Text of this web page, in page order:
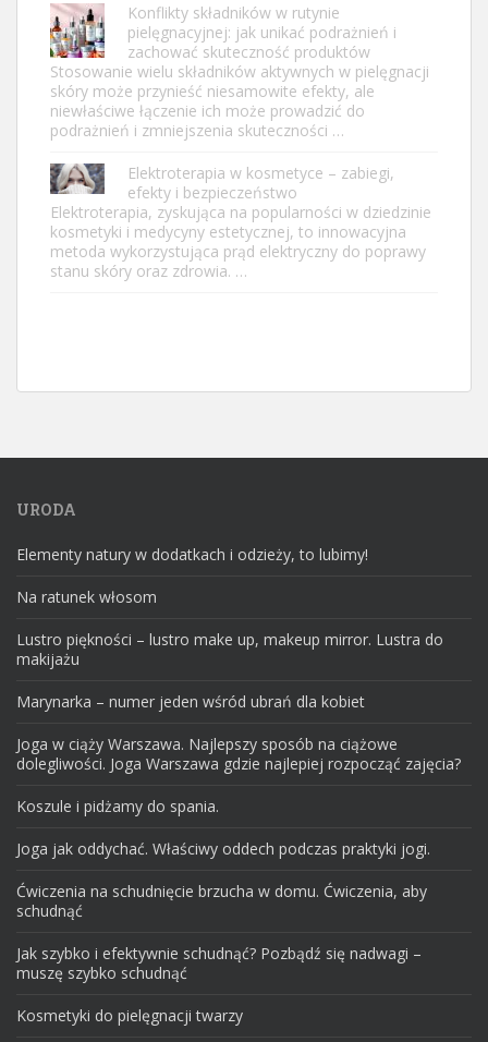
Konflikty składników w rutynie
pielęgnacyjnej: jak unikać podrażnień i
zachować skuteczność produktów
Stosowanie wielu składników aktywnych w pielęgnacji
skóry może przynieść niesamowite efekty, ale
niewłaściwe łączenie ich może prowadzić do
podrażnień i zmniejszenia skuteczności …
Elektroterapia w kosmetyce – zabiegi,
efekty i bezpieczeństwo
Elektroterapia, zyskująca na popularności w dziedzinie
kosmetyki i medycyny estetycznej, to innowacyjna
metoda wykorzystująca prąd elektryczny do poprawy
stanu skóry oraz zdrowia. …
URODA
Elementy natury w dodatkach i odzieży, to lubimy!
Na ratunek włosom
Lustro piękności – lustro make up, makeup mirror. Lustra do
makijażu
Marynarka – numer jeden wśród ubrań dla kobiet
Joga w ciąży Warszawa. Najlepszy sposób na ciążowe
dolegliwości. Joga Warszawa gdzie najlepiej rozpocząć zajęcia?
Koszule i pidżamy do spania.
Joga jak oddychać. Właściwy oddech podczas praktyki jogi.
Ćwiczenia na schudnięcie brzucha w domu. Ćwiczenia, aby
schudnąć
Jak szybko i efektywnie schudnąć? Pozbądź się nadwagi –
muszę szybko schudnąć
Kosmetyki do pielęgnacji twarzy